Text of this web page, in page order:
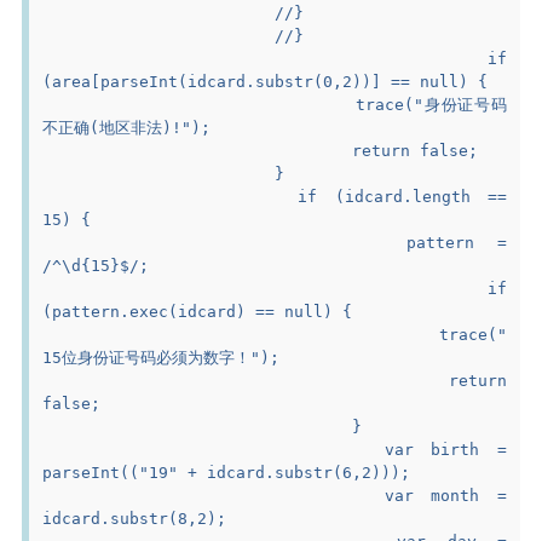
			//}
			//}
(area[parseInt(idcard.substr(0,2))] == null) {
				trace("身份证号码
不正确(地区非法)!");
				return false;
			}
15) {
/^\d{15}$/;
(pattern.exec(idcard) == null) {
15位身份证号码必须为数字！");
false;
				}
parseInt(("19" + idcard.substr(6,2)));
idcard.substr(8,2);